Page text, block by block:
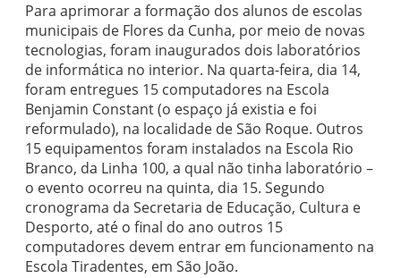
Para aprimorar a formação dos alunos de escolas
municipais de Flores da Cunha, por meio de novas
tecnologias, foram inaugurados dois laboratórios
de informática no interior. Na quarta-feira, dia 14,
foram entregues 15 computadores na Escola
Benjamin Constant (o espaço já existia e foi
reformulado), na localidade de São Roque. Outros
15 equipamentos foram instalados na Escola Rio
Branco, da Linha 100, a qual não tinha laboratório –
o evento ocorreu na quinta, dia 15. Segundo
cronograma da Secretaria de Educação, Cultura e
Desporto, até o final do ano outros 15
computadores devem entrar em funcionamento na
Escola Tiradentes, em São João.